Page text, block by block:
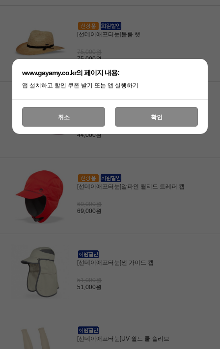
[선데이애프터눈]툴룸 햇
75,000원
75,000원
[선데이애프터눈]썬워드 바이저
44,000원
44,000원
[선데이애프터눈]알파인 퀄티드 트레퍼 캡
69,000원
69,000원
[선데이애프터눈]썬 가이드 캡
51,000원
51,000원
[선데이애프터눈]UV 쉴드 쿨 슬리브
www.gayamy.co.kr의 페이지 내용:
앱 설치하고 할인 쿠폰 받기 또는 앱 실행하기
취소 확인